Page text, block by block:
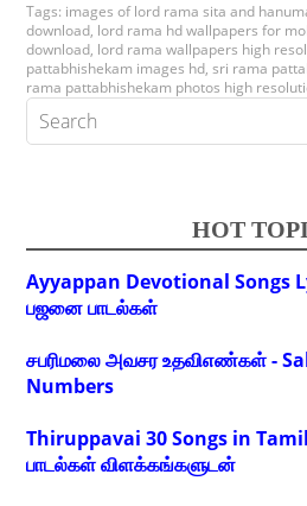
Tags: images of lord rama sita and
download, lord rama hd wallpapers for
download, lord rama wallpapers high
pattabhishekam images hd,sri rama
rama pattabhishekam photos high
HOT
Ayyappan Devotional Songs
பஜனை பாடல்கள்
சபரிமலை அவசர உதவிஎண்கள் -
Numbers
Thiruppavai 30 Songs in Tamil
பாடல்கள் விளக்கங்களுடன்